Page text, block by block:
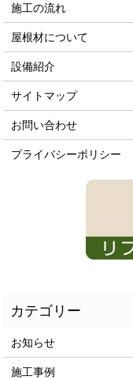
施工の流れ
屋根材について
設備紹介
サイトマップ
お問い合わせ
プライバシーポリシー
お知らせ
施工事例